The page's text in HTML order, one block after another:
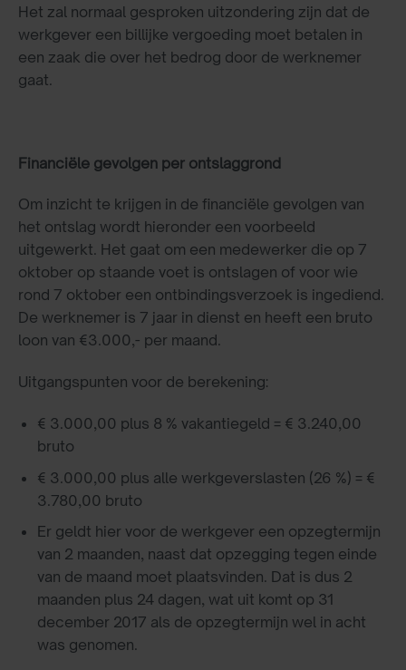
Het zal normaal gesproken uitzondering zijn dat de
werkgever een billijke vergoeding moet betalen in
een zaak die over het bedrog door de werknemer
gaat.
Financiële gevolgen per ontslaggrond
Om inzicht te krijgen in de financiële gevolgen van
het ontslag wordt hieronder een voorbeeld
uitgewerkt. Het gaat om een medewerker die op 7
oktober op staande voet is ontslagen of voor wie
rond 7 oktober een ontbindingsverzoek is ingediend.
De werknemer is 7 jaar in dienst en heeft een bruto
loon van €3.000,- per maand.
Uitgangspunten voor de berekening:
€ 3.000,00 plus 8 % vakantiegeld = € 3.240,00
bruto
€ 3.000,00 plus alle werkgeverslasten (26 %) = €
3.780,00 bruto
Er geldt hier voor de werkgever een opzegtermijn
van 2 maanden, naast dat opzegging tegen einde
van de maand moet plaatsvinden. Dat is dus 2
maanden plus 24 dagen, wat uit komt op 31
december 2017 als de opzegtermijn wel in acht
was genomen.